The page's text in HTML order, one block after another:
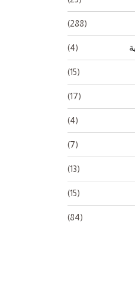
(288)
(4)
(15)
(17)
(4)
(7)
(13)
(15)
(84)